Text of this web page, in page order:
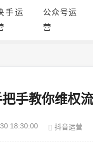
手运
公众号运
营
手教你维权
18:30:00 抖音运营